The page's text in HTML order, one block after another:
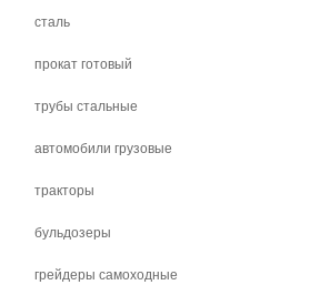
сталь
прокат готовый
трубы стальные
автомобили грузовые
тракторы
бульдозеры
грейдеры самоходные